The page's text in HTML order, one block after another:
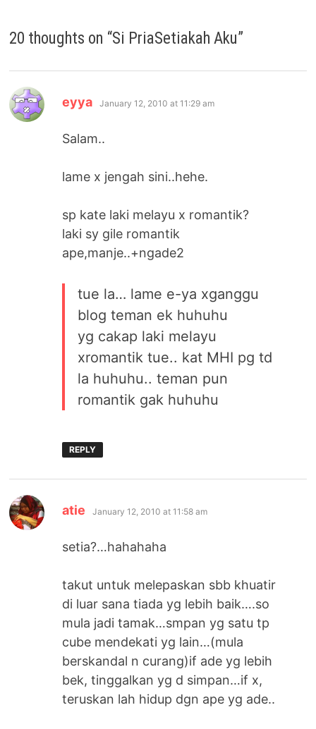
20 thoughts on “Si PriaSetiakah Aku”
eyya says:
January 12, 2010 at 11:29 am
Salam..
lame x jengah sini..hehe.
sp kate laki melayu x romantik?
laki sy gile romantik
ape,manje..+ngade2
tue la… lame e-ya xganggu
blog teman ek huhuhu
yg cakap laki melayu
xromantik tue.. kat MHI pg td
la huhuhu.. teman pun
romantik gak huhuhu
REPLY
atie says:
January 12, 2010 at 11:58 am
setia?…hahahaha
takut untuk melepaskan sbb khuatir
di luar sana tiada yg lebih baik….so
mula jadi tamak…smpan yg satu tp
cube mendekati yg lain…(mula
berskandal n curang)if ade yg lebih
bek, tinggalkan yg d simpan…if x,
teruskan lah hidup dgn ape yg ade..